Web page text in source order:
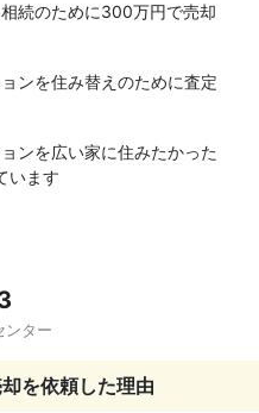
続のために300万円で売却
ンを住み替えのために査定
ンを広い家に住みたかった
います
ンター
を依頼した理由